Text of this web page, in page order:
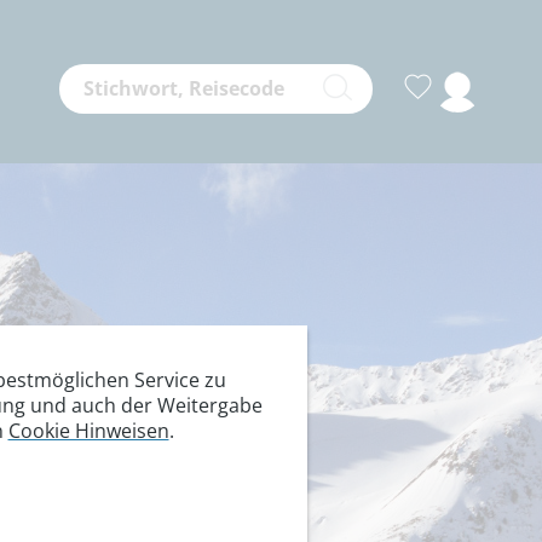
Service zu
und auch der Weitergabe
Cookie Hinweisen.